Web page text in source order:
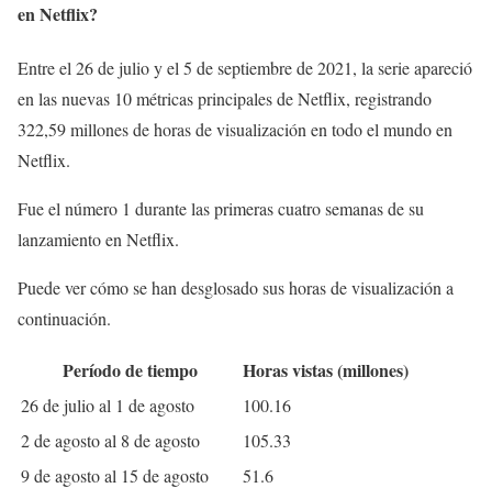
en Netflix?
Entre el 26 de julio y el 5 de septiembre de 2021, la serie apareció
en las nuevas 10 métricas principales de Netflix, registrando
322,59 millones de horas de visualización en todo el mundo en
Netflix.
Fue el número 1 durante las primeras cuatro semanas de su
lanzamiento en Netflix.
Puede ver cómo se han desglosado sus horas de visualización a
continuación.
Período de tiempo Horas vistas (millones)
26 de julio al 1 de agosto
100.16
2 de agosto al 8 de agosto
105.33
9 de agosto al 15 de agosto
51.6